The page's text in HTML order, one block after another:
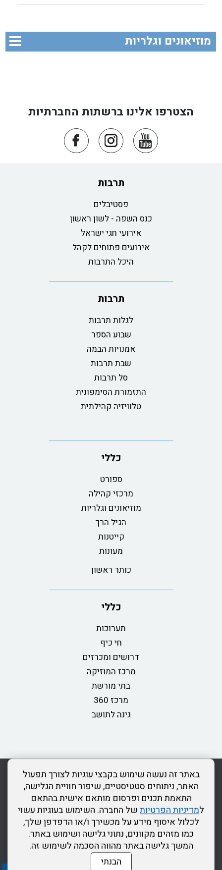
באתר זה נעשה שימוש בקבצי עוגיות לצורך תפעול
האתר, ניתוחים סטטיסטיים, שיפור חוויית הגלישה,
התאמת תכנים ופרסום מותאם אישית בהתאם
למדיניות הפרטיותשל החברה. השימוש בעוגיות עשוי
לכלול איסוף מידע על מכשירך ו/או הדפדפן שלך,
כמו מזהים מקוונים, נתוני גלישה ושימוש באתר.
המשך גלישה באתר מהווה הסכמה לשימוש זה.
הבנתי
מוזיאונים וגלריות
הצטרפו אלינו ברשתות החברתיות
תרבות
פסטיבלים
כנס השפה - לשון ראשון
אירועי חגי ישראל
אירועים פתוחים לקהל
היכל התרבות
תרבות
לגלות תרבות
שבוע הספר
אמנויות הבמה
שבת תרבות
סל תרבות
התזמורת הסימפונית
טלוויזיה קהילתית
כללי
ספורט
מרכזי קהילה
מוזיאונים וגלריות
הגיל הרך
קייטנות
מעונות
כותר ראשון
כללי
תערוכות
חי כיף
דרושים ומכרזים
מרכז המוזיקה
בתי מורשת
מרכז 360
גינה לתושב
rss מדיניות פרטיות מפת אתר צור קשר
כותר ראשון
הצהרת נגישות
דרונט
דיגיטל
-
בניית
אתרים,
בניית